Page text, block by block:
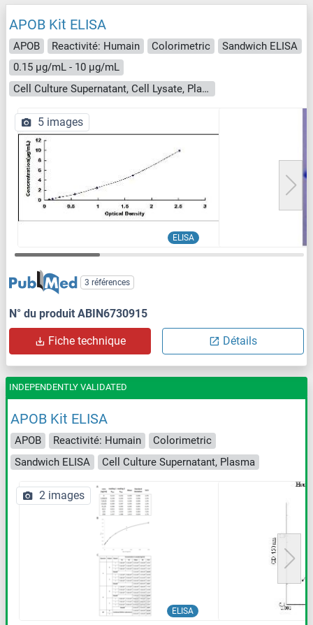
APOB Kit ELISA
APOB Reactivité: Humain Colorimetric
Sandwich ELISA
0.15 μg/mL - 10 μg/mL
Cell Culture Supernatant, Cell Lysate, Plasma, Serum, Tissue Homogenate
ELISA
5 images
3 références
N° du produit ABIN6730915
Fiche technique Détails
APOB Kit ELISA
APOB Reactivité: Humain
Colorimetric
Sandwich ELISA
Cell Culture Supernatant, Plasma
ELISA
2 images
INDEPENDENTLY VALIDATED